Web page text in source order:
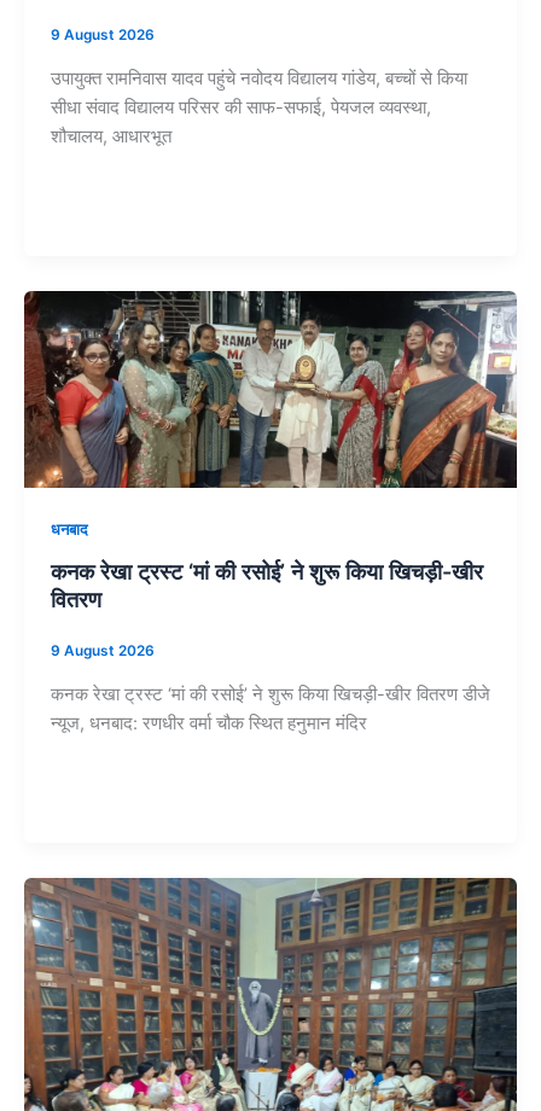
9 August 2026
उपायुक्त रामनिवास यादव पहुंचे नवोदय विद्यालय गांडेय, बच्चों से किया
सीधा संवाद विद्यालय परिसर की साफ-सफाई, पेयजल व्यवस्था,
शौचालय, आधारभूत
धनबाद
कनक रेखा ट्रस्ट ‘मां की रसोई’ ने शुरू किया खिचड़ी-खीर
वितरण
9 August 2026
कनक रेखा ट्रस्ट ‘मां की रसोई’ ने शुरू किया खिचड़ी-खीर वितरण डीजे
न्यूज, धनबाद: रणधीर वर्मा चौक स्थित हनुमान मंदिर